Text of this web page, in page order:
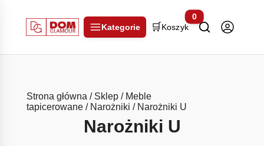
Kategorie 🛒 Koszyk
0
Strona główna / Sklep/ Meble
tapicerowane/ Narożniki / Narożniki U
Narożniki U